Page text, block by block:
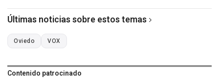
Últimas noticias sobre estos temas
Oviedo VOX
Contenido patrocinado